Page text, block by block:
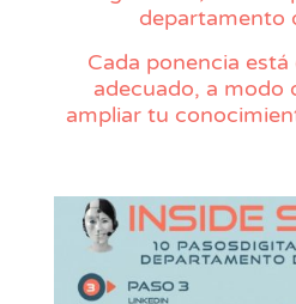
departamento
Cada ponencia
adecuado, a modo
ampliar tu